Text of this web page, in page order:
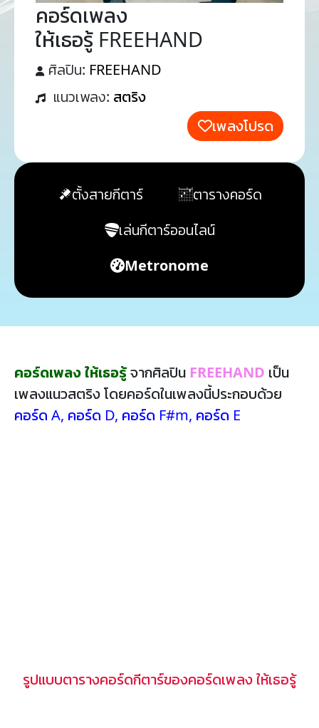
คอร์ดเพลง
ให้เธอรู้ FREEHAND
ศิลปิน: FREEHAND
แนวเพลง: สตริง
เพลงโปรด
ตั้งสายกีตาร์
ตารางคอร์ด
เล่นกีตาร์ออนไลน์
Metronome
คอร์ดเพลง ให้เธอรู้จากศิลปิน FREEHAND เป็น
เพลงแนวสตริง โดยคอร์ดในเพลงนี้ประกอบด้วย
คอร์ด A, คอร์ด D, คอร์ด F#m, คอร์ด E
รูปแบบตารางคอร์ดกีตาร์ของคอร์ดเพลง ให้เธอรู้